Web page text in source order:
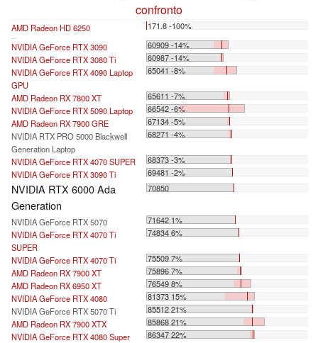
confronto
AMD Radeon HD 6250 171.8 -100%
NVIDIA GeForce RTX 3090
60909 -14%
NVIDIA GeForce RTX 3080 Ti
60987 -14%
NVIDIA GeForce RTX 4090 Laptop
GPU
65041 -8%
AMD Radeon RX 7800 XT
65611 -7%
NVIDIA GeForce RTX 5090 Laptop
66542 -6%
AMD Radeon RX 7900 GRE
67134 -5%
NVIDIA RTX PRO 5000 Blackwell
Generation Laptop
68271 -4%
NVIDIA GeForce RTX 4070 SUPER
68373 -3%
NVIDIA GeForce RTX 3090 Ti
69481 -2%
NVIDIA RTX 6000 Ada
Generation
70850
NVIDIA GeForce RTX 5070
71642 1%
NVIDIA GeForce RTX 4070 Ti
SUPER
74834 6%
NVIDIA GeForce RTX 4070 Ti
75509 7%
AMD Radeon RX 7900 XT
75896 7%
AMD Radeon RX 6950 XT
76549 8%
NVIDIA GeForce RTX 4080
81373 15%
NVIDIA GeForce RTX 5070 Ti
85512 21%
AMD Radeon RX 7900 XTX
85868 21%
NVIDIA GeForce RTX 4080 Super
86347 22%